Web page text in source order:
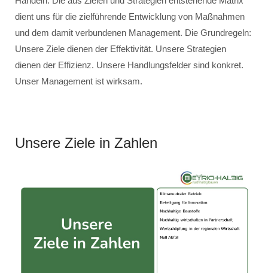
dient uns für die zielführende Entwicklung von Maßnahmen
und dem damit verbundenen Management. Die Grundregeln:
Unsere Ziele dienen der Effektivität. Unsere Strategien
dienen der Effizienz. Unsere Handlungsfelder sind konkret.
Unser Management ist wirksam.
Unsere Ziele in Zahlen